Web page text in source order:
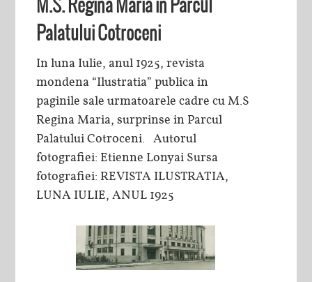
Palatului Cotroceni
In luna Iulie, anul 1925, revista
mondena “Ilustratia” publica in
paginile sale urmatoarele cadre cu M.S
Regina Maria, surprinse in Parcul
Palatului Cotroceni. Autorul
fotografiei: Etienne Lonyai Sursa
fotografiei: REVISTA ILUSTRATIA,
LUNA IULIE, ANUL 1925